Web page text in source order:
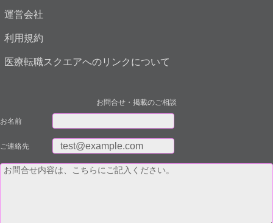
運営会社
利用規約
医療転職スクエアへのリンクについて
お問合せ・掲載のご相談
お名前
ご連絡先